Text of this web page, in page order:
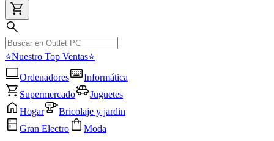
⭐Nuestro Top Ventas⭐
Ordenadores
Informática
Supermercado
Juguetes
Hogar
Bricolaje y jardin
Gran Electro
Moda